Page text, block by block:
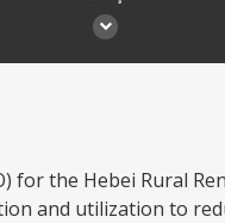
for the Hebei Rural
and utilization to